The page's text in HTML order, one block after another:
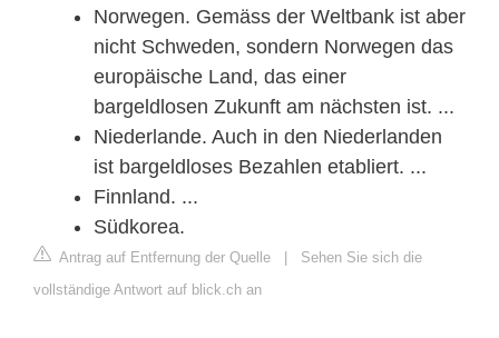
Norwegen. Gemäss der Weltbank ist aber
nicht Schweden, sondern Norwegen das
europäische Land, das einer
bargeldlosen Zukunft am nächsten ist. ...
Niederlande. Auch in den Niederlanden
ist bargeldloses Bezahlen etabliert. ...
Finnland. ...
Südkorea.
Antrag auf Entfernung der Quelle
Sehen Sie sich die
vollständige Antwort auf blick.ch an